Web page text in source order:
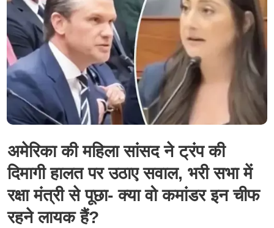
अमेरिका की महिला सांसद ने ट्रंप की
दिमागी हालत पर उठाए सवाल, भरी सभा में
रक्षा मंत्री से पूछा- क्या वो कमांडर इन चीफ
रहने लायक हैं?